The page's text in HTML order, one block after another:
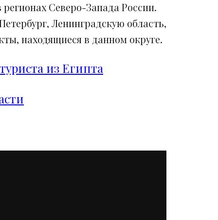
Северо-Запада России.
Ленинградскую область,
находящиеся в данном округе.
из Египта